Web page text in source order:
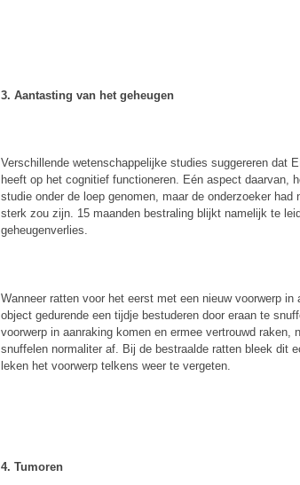
3. Aantasting van het geheugen
Verschillende wetenschappelijke studies suggereren dat
heeft op het cognitief functioneren. Eén aspect daarvan,
studie onder de loep genomen, maar de onderzoeker
sterk zou zijn. 15 maanden bestraling blijkt namelijk te
geheugenverlies.
Wanneer ratten voor het eerst met een nieuw voorwerp
object gedurende een tijdje bestuderen door eraan te
voorwerp in aanraking komen en ermee vertrouwd raken,
snuffelen normaliter af. Bij de bestraalde ratten bleek dit
leken het voorwerp telkens weer te vergeten.
4. Tumoren